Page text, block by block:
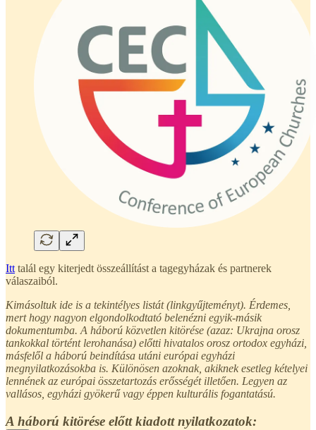
Itt talál egy kiterjedt összeállítást a tagegyházak és partnerek
válaszaiból.
Kimásoltuk ide is a tekintélyes listát (linkgyűjteményt). Érdemes,
mert hogy nagyon elgondolkodtató belenézni egyik-másik
dokumentumba. A háború közvetlen kitörése (azaz: Ukrajna orosz
tankokkal történt lerohanása) előtti hivatalos orosz ortodox egyházi,
másfelől a háború beindítása utáni európai egyházi
megnyilatkozásokba is. Különösen azoknak, akiknek esetleg kételyei
lennének az európai összetartozás erősségét illetően. Legyen az
vallásos, egyházi gyökerű vagy éppen kulturális fogantatású.
A háború kitörése előtt kiadott nyilatkozatok: